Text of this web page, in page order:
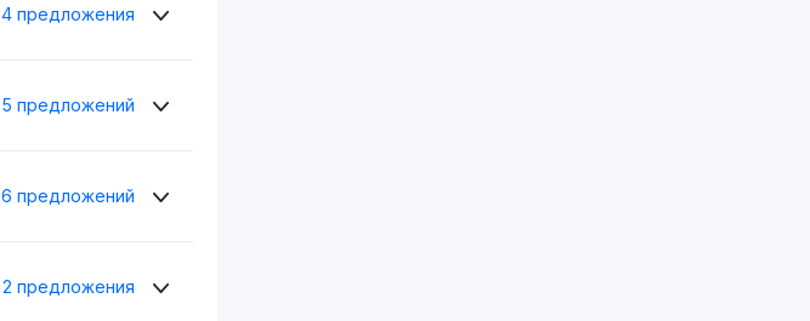
4 предложения
5 предложений
6 предложений
2 предложения